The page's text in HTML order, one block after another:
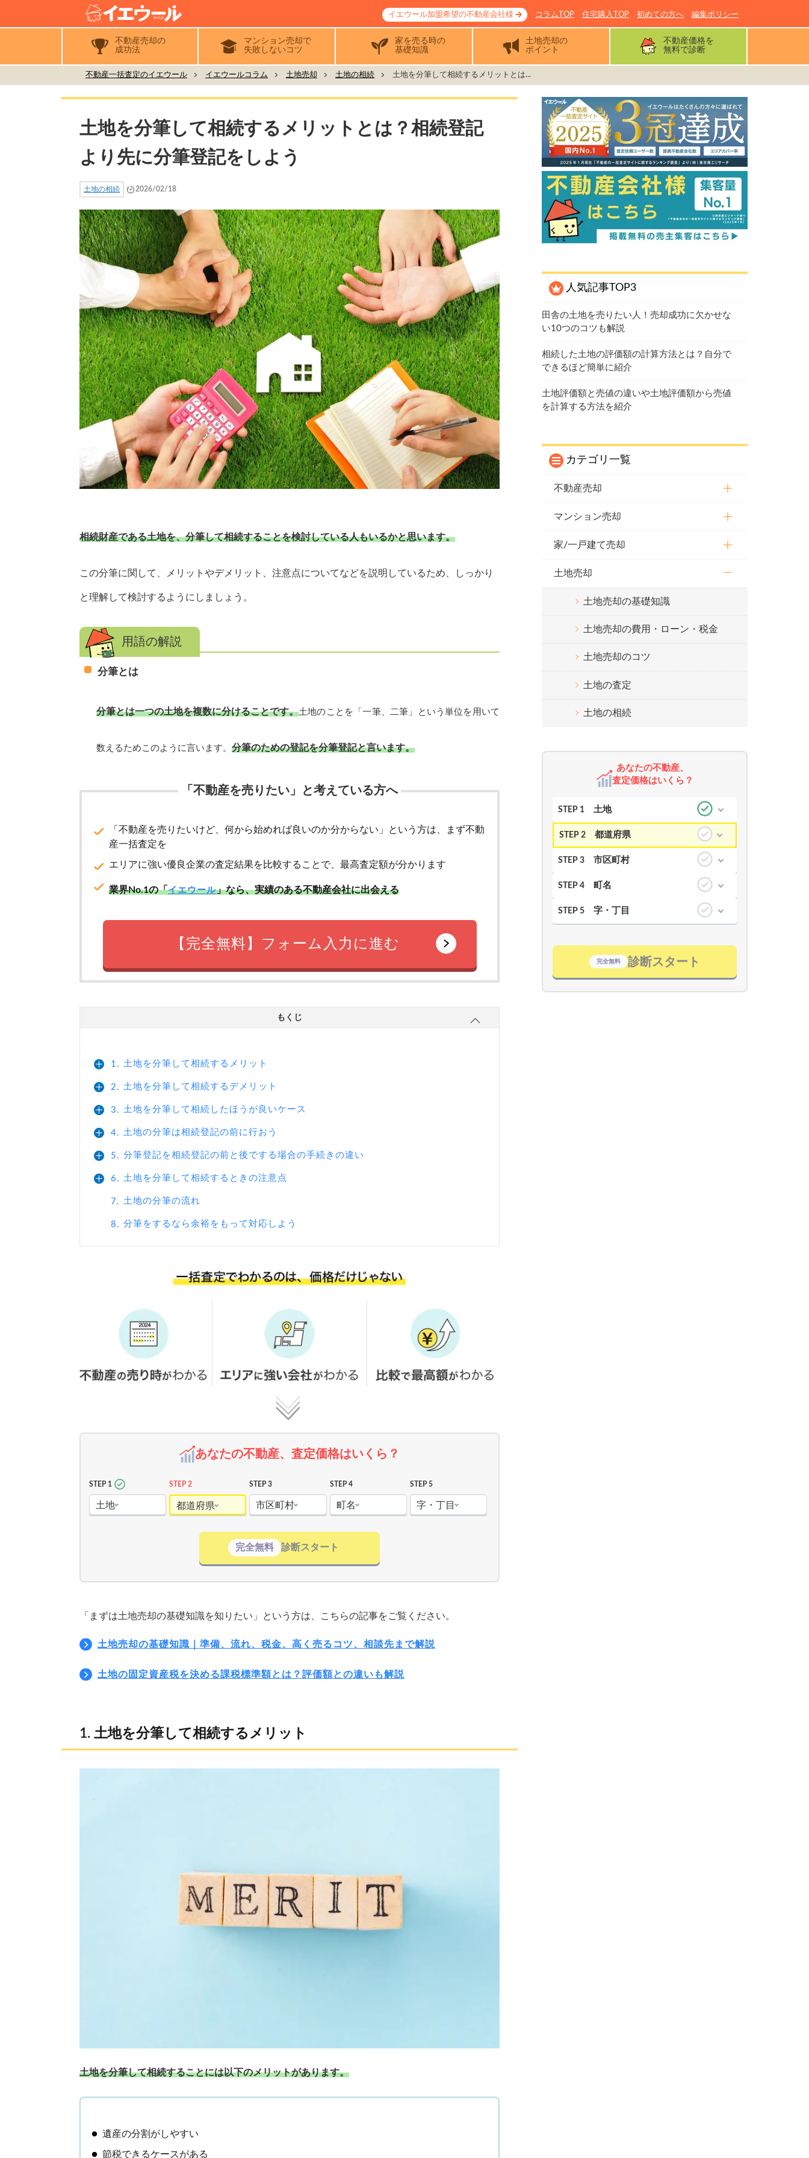
イエウール加盟希望の不動産会社様 コラムTOP 住宅購入TOP 初めての方へ 編集ポリシー
不動産売却の
成功法
マンション売却で
失敗しないコツ
家を売る時の
基礎知識
土地売却の
ポイント
不動産価格を
無料で診断
不動産一括査定のイエウール イエウールコラム 土地売却 土地の相続 土地を分筆して相続するメリットとは...
土地を分筆して相続するメリットとは？相続登記
より先に分筆登記をしよう
土地の相続 2026/02/18
相続財産である土地を、分筆して相続することを検討している人もいるかと思います。
この分筆に関して、メリットやデメリット、注意点についてなどを説明しているため、しっかり
と理解して検討するようにしましょう。
分筆とは
分筆とは一つの土地を複数に分けることです。土地のことを「一筆、二筆」という単位を用いて
数えるためこのように言います。 分筆のための登記を分筆登記と言います。
「不動産を売りたい」と考えている方へ
「不動産を売りたいけど、何から始めれば良いのか分からない」という方は、まず不動
産一括査定を
エリアに強い優良企業の査定結果を比較することで、最高査定額が分かります
業界No.1の「イエウール」なら、実績のある不動産会社に出会える
【完全無料】フォーム入力に進む
もくじ
1. 土地を分筆して相続するメリット
2. 土地を分筆して相続するデメリット
3. 土地を分筆して相続したほうが良いケース
4. 土地の分筆は相続登記の前に行おう
5. 分筆登記を相続登記の前と後でする場合の手続きの違い
6. 土地を分筆して相続するときの注意点
7. 土地の分筆の流れ
8. 分筆をするなら余裕をもって対応しよう
あなたの不動産、査定価格はいくら？
STEP 1
土地
STEP 2
都道府県
STEP 3
市区町村
STEP 4
町名
STEP 5
字・丁目
完全無料 診断スタート
「まずは土地売却の基礎知識を知りたい」という方は、こちらの記事をご覧ください。
土地売却の基礎知識｜準備、流れ、税金、高く売るコツ、相談先まで解説
土地の固定資産税を決める課税標準額とは？評価額との違いも解説
土地を分筆して相続するメリット
土地を分筆して相続することには以下のメリットがあります。
遺産の分割がしやすい
節税できるケースがある
人気記事TOP3
田舎の土地を売りたい人！売却成功に欠かせな
い10つのコツも解説
相続した土地の評価額の計算方法とは？自分で
できるほど簡単に紹介
土地評価額と売値の違いや土地評価額から売値
を計算する方法を紹介
カテゴリ一覧
不動産売却
マンション売却
家/一戸建て売却
土地売却
土地売却の基礎知識
土地売却の費用・ローン・税金
土地売却のコツ
土地の査定
土地の相続
あなたの不動産、
査定価格はいくら？
STEP 1 土地
STEP 2 都道府県
STEP 3 市区町村
STEP 4 町名
STEP 5 字・丁目
完全無料 診断スタート